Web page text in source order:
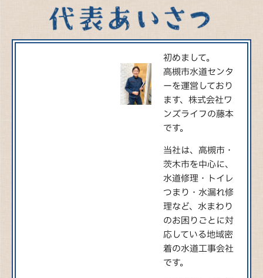
初めまして。
高槻市水道センタ
ーを運営しており
ます、株式会社ワ
ンズライフの藤本
です。
当社は、高槻市・
茨木市を中心に、
水道修理・トイレ
つまり・水漏れ修
理など、水まわり
のお困りごとに対
応している地域密
着の水道工事会社
です。